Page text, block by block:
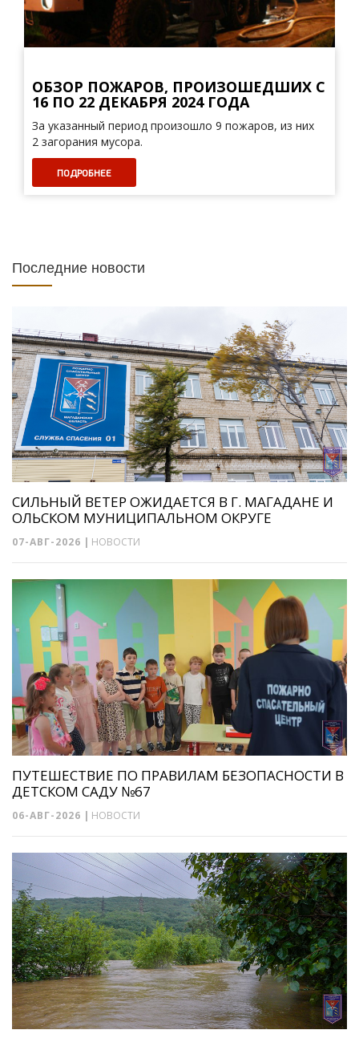
ОБЗОР ПОЖАРОВ, ПРОИЗОШЕДШИХ С
16 ПО 22 ДЕКАБРЯ 2024 ГОДА
За указанный период произошло 9 пожаров, из них
2 загорания мусора.
ПОДРОБНЕЕ
Последние новости
СИЛЬНЫЙ ВЕТЕР ОЖИДАЕТСЯ В Г. МАГАДАНЕ И
ОЛЬСКОМ МУНИЦИПАЛЬНОМ ОКРУГЕ
07-АВГ-2026 | НОВОСТИ
ПУТЕШЕСТВИЕ ПО ПРАВИЛАМ БЕЗОПАСНОСТИ В
ДЕТСКОМ САДУ №67
06-АВГ-2026 | НОВОСТИ